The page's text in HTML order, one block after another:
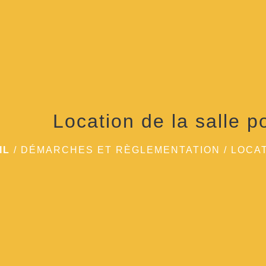
Location de la salle
/ DÉMARCHES ET RÈGLEMENTATION /